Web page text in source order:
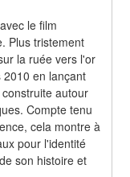
le film
Plus tristement
la ruée vers l'or
en lançant
autour
Compte tenu
cela montre à
pour l'identité
son histoire et